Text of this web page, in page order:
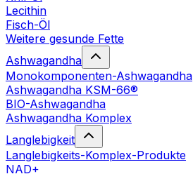
Lecithin
Fisch-Öl
Weitere gesunde Fette
Ashwagandha
Monokomponenten-Ashwagandha
Ashwagandha KSM-66®
BIO-Ashwagandha
Ashwagandha Komplex
Langlebigkeit
Langlebigkeits-Komplex-Produkte
NAD+